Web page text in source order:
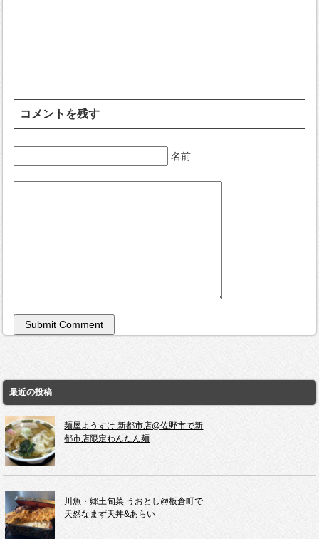
コメントを残す
名前
最近の投稿
麺屋ようすけ 新都市店@佐野市で新
都市店限定わんたん麺
川魚・郷土旬菜 うおとし@板倉町で
天然なまず天丼&あらい